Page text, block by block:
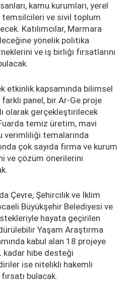
kamu kurumları, yerel
ve sivil toplum
Katılımcılar, Marmara
yönelik politika
ve iş birliği fırsatlarını
etkinlik kapsamında bilimsel
panel, bir Ar-Ge proje
olarak gerçekleştirilecek
temiz üretim, mavi
verimliliği temalarında
çok sayıda firma ve kurum
ve çözüm önerilerini
Çevre, Şehircilik ve İklim
Büyükşehir Belediyesi ve
hayata geçirilen
Yaşam Araştırma
kabul alan 18 projeye
hibe desteği
ise nitelikli hakemli
bulacak.